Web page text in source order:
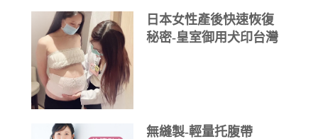
日本女性產後快速恢復
秘密-皇室御用犬印台灣
無縫製-輕量托腹帶